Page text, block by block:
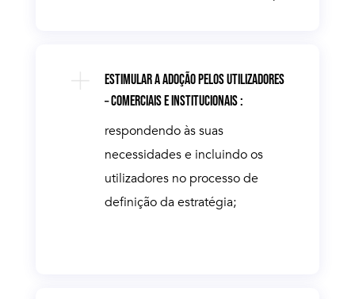
ESTIMULAR A ADOÇÃO PELOS UTILIZADORES
– COMERCIAIS E INSTITUCIONAIS :
respondendo às suas
necessidades e incluindo os
utilizadores no processo de
definição da estratégia;